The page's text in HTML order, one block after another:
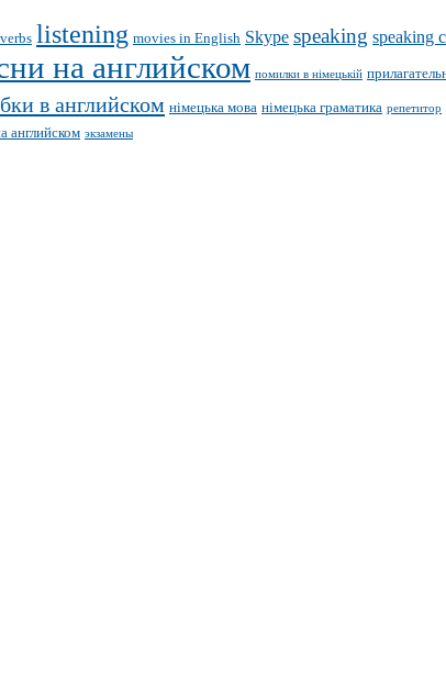
listening movies in English Skype speaking speaking
на английском помилки в німецькій
в английском німецька мова німецька граматика репетитор
английском экзамены